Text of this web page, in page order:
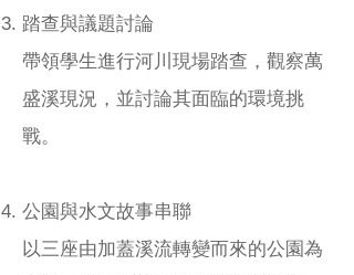
踏查與議題討論
帶領學生進行河川現場踏查，觀察萬
盛溪現況，並討論其面臨的環境挑
戰。
公園與水文故事串聯
以三座由加蓋溪流轉變而來的公園為